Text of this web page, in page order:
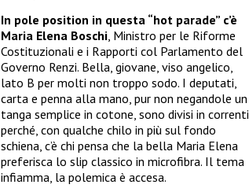
In pole position in questa “hot parade” c’è
Maria Elena Boschi , Ministro per le Riforme
Costituzionali e i Rapporti col Parlamento del
Governo Renzi. Bella, giovane, viso angelico,
lato B per molti non troppo sodo. I deputati,
carta e penna alla mano, pur non negandole un
tanga semplice in cotone, sono divisi in correnti
perché, con qualche chilo in più sul fondo
schiena, c’è chi pensa che la bella Maria Elena
preferisca lo slip classico in microfibra. Il tema
infiamma, la polemica è accesa.